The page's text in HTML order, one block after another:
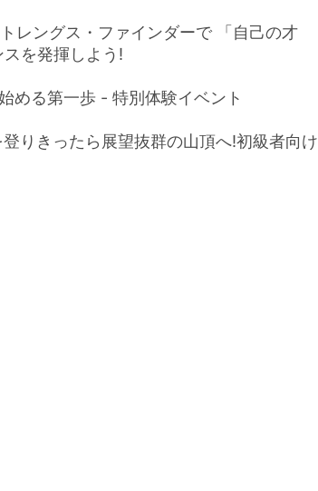
レングス・ファインダーで 「自己の才
を発揮しよう!
る第一歩 - 特別体験イベント
りきったら展望抜群の山頂へ!初級者向け